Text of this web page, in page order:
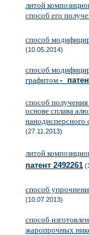
литой
способ его
способ
(10.05.2014)
способ
графитом -
способ
основе сплава
нанодисперсного
(27.11.2013)
литой
патент 2492261
способ
(10.07.2013)
способ
жаропрочных